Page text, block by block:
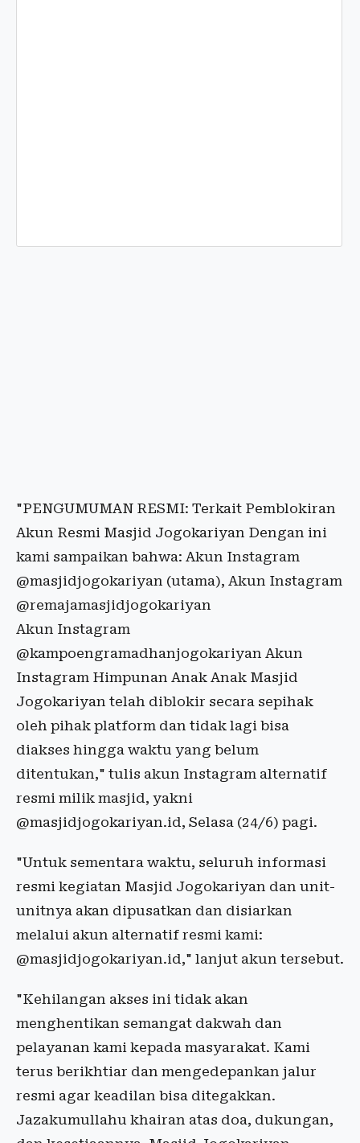
"PENGUMUMAN RESMI: Terkait Pemblokiran
Akun Resmi Masjid Jogokariyan Dengan ini
kami sampaikan bahwa: Akun Instagram
@masjidjogokariyan (utama), Akun Instagram
@remajamasjidjogokariyan
Akun Instagram
@kampoengramadhanjogokariyan Akun
Instagram Himpunan Anak Anak Masjid
Jogokariyan telah diblokir secara sepihak
oleh pihak platform dan tidak lagi bisa
diakses hingga waktu yang belum
ditentukan," tulis akun Instagram alternatif
resmi milik masjid, yakni
@masjidjogokariyan.id, Selasa (24/6) pagi.
"Untuk sementara waktu, seluruh informasi
resmi kegiatan Masjid Jogokariyan dan unit-
unitnya akan dipusatkan dan disiarkan
melalui akun alternatif resmi kami:
@masjidjogokariyan.id," lanjut akun tersebut.
"Kehilangan akses ini tidak akan
menghentikan semangat dakwah dan
pelayanan kami kepada masyarakat. Kami
terus berikhtiar dan mengedepankan jalur
resmi agar keadilan bisa ditegakkan.
Jazakumullahu khairan atas doa, dukungan,